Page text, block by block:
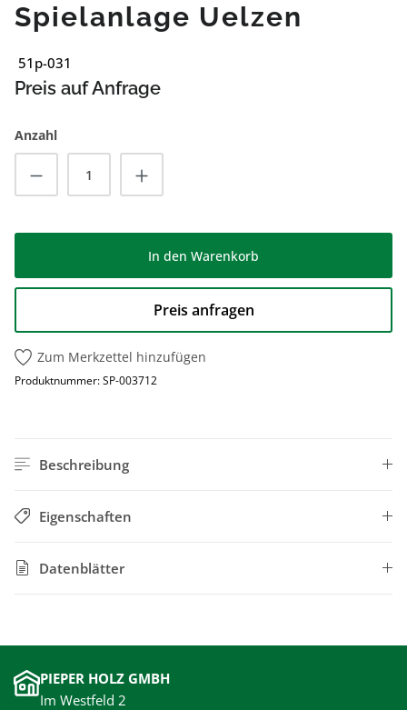
Spielanlage Uelzen
51p-031
Preis auf Anfrage
Anzahl
Produkt Anzahl: Gib den gewünschten
In den Warenkorb
Preis anfragen
Zum Merkzettel hinzufügen
Produktnummer:SP-003712
Beschreibung
Eigenschaften
Datenblätter
PIEPER HOLZ GMBH
Im Westfeld 2